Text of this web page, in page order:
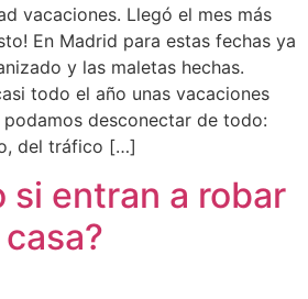
vacaciones. Llegó el mes más
En Madrid para estas fechas ya
y las maletas hechas.
todo el año unas vacaciones
desconectar de todo:
del tráfico […]
si entran a robar